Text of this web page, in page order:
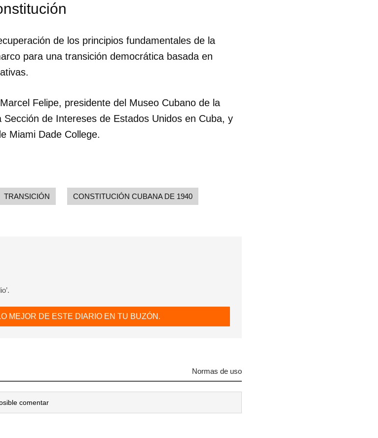
de los principios fundamentales de la
para una transición democrática basada en
Felipe, presidente del Museo Cubano de la
de Intereses de Estados Unidos en Cuba, y
Miami Dade College.
TRANSICIÓN CONSTITUCIÓN CUBANA DE 1940
MEJOR DE ESTE DIARIO EN TU BUZÓN.
Normas de uso
comentar